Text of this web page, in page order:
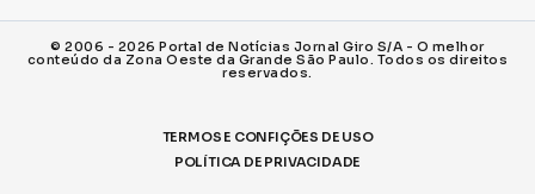
© 2006 - 2026 Portal de Notícias Jornal Giro S/A - O melhor
conteúdo da Zona Oeste da Grande São Paulo. Todos os direitos
reservados.
TERMOS E CONFIÇÕES DE USO
POLÍTICA DE PRIVACIDADE